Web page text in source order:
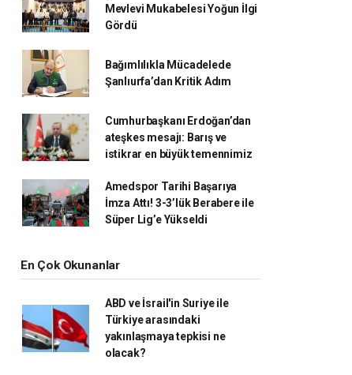
Mevlevi Mukabelesi Yoğun İlgi
Gördü
Bağımlılıkla Mücadelede
Şanlıurfa’dan Kritik Adım
Cumhurbaşkanı Erdoğan’dan
ateşkes mesajı: Barış ve
istikrar en büyük temennimiz
Amedspor Tarihi Başarıya
İmza Attı! 3-3’lük Berabere ile
Süper Lig’e Yükseldi
En Çok Okunanlar
ABD ve İsrail'in Suriye ile
Türkiye arasındaki
yakınlaşmaya tepkisi ne
olacak?